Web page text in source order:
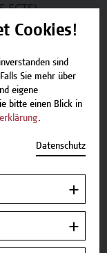
verfügbaren
Cookies!
sind
Sie mehr über
eigene
bitte einen Blick in
.
Datenschutz